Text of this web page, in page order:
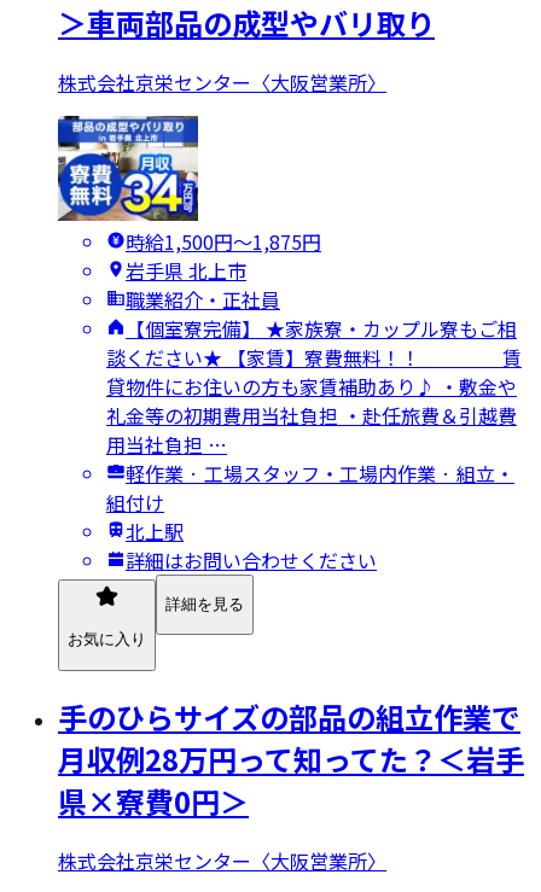
＞車両部品の成型やバリ取り
株式会社京栄センター〈大阪営業所〉
時給1,500円〜1,875円
岩手県 北上市
職業紹介・正社員
【個室寮完備】 ★家族寮・カップル寮もご相
談ください★ 【家賃】寮費無料！！ 賃
貸物件にお住いの方も家賃補助あり♪ ・敷金や
礼金等の初期費用当社負担 ・赴任旅費＆引越費
用当社負担 …
軽作業 · 工場スタッフ・工場内作業 · 組立・
組付け
北上駅
詳細はお問い合わせください
お気に入り
詳細を見る
手のひらサイズの部品の組立作業で
月収例28万円って知ってた？＜岩手
県×寮費0円＞
株式会社京栄センター〈大阪営業所〉